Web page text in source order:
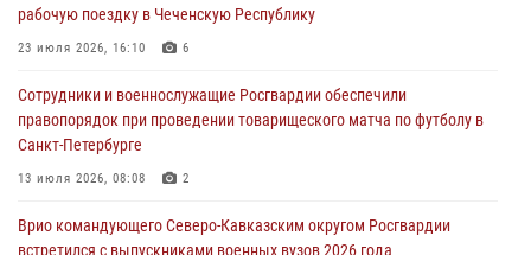
В регионах Урала бойцам Росгвардии в зону СВО передали свежие
тиражи газет
Росгвардейцы провели занятие по стрелковой подготовке для
воспитанников Центра детского, юношеского туризма и
краеведения Луганской Народной Республики
рабочую поездку в Чеченскую Республику
23 июля 2026, 16:10 6
Сотрудники и военнослужащие Росгвардии обеспечили
правопорядок при проведении товарищеского матча по футболу в
Санкт-Петербурге
13 июля 2026, 08:08 2
Врио командующего Северо-Кавказским округом Росгвардии
встретился с выпускниками военных вузов 2026 года